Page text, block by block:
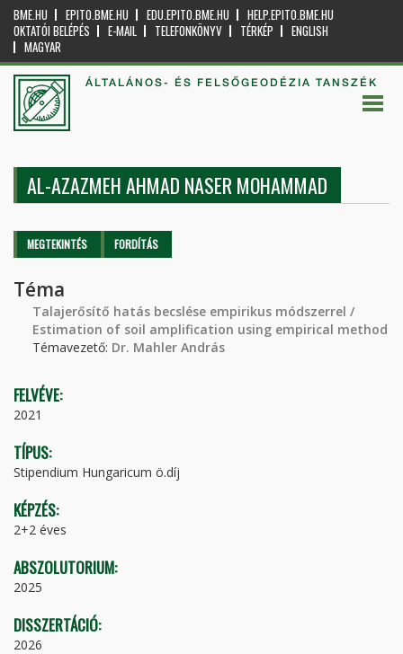
BME.HU EPITO.BME.HU EDU.EPITO.BME.HU
HELP.EPITO.BME.HU
OKTATÓI BELÉPÉS
E-MAIL TELEFONKÖNYV TÉRKÉP
ENGLISH
MAGYAR
ÁLTALÁNOS- ÉS FELSŐGEODÉZIA TANSZÉK
AL-AZAZMEH AHMAD NASER MOHAMMAD
Elsődleges fülek
MEGTEKINTÉS (AKTÍVFORDÍTÁS
Téma
Talajerősítő hatás becslése empirikus módszerrel /
Estimation of soil amplification using empirical method
Témavezető: Dr. Mahler András
FELVÉVE:
2021
TÍPUS:
Stipendium Hungaricum ö.díj
KÉPZÉS:
2+2 éves
ABSZOLUTORIUM:
2025
DISSZERTÁCIÓ:
2026